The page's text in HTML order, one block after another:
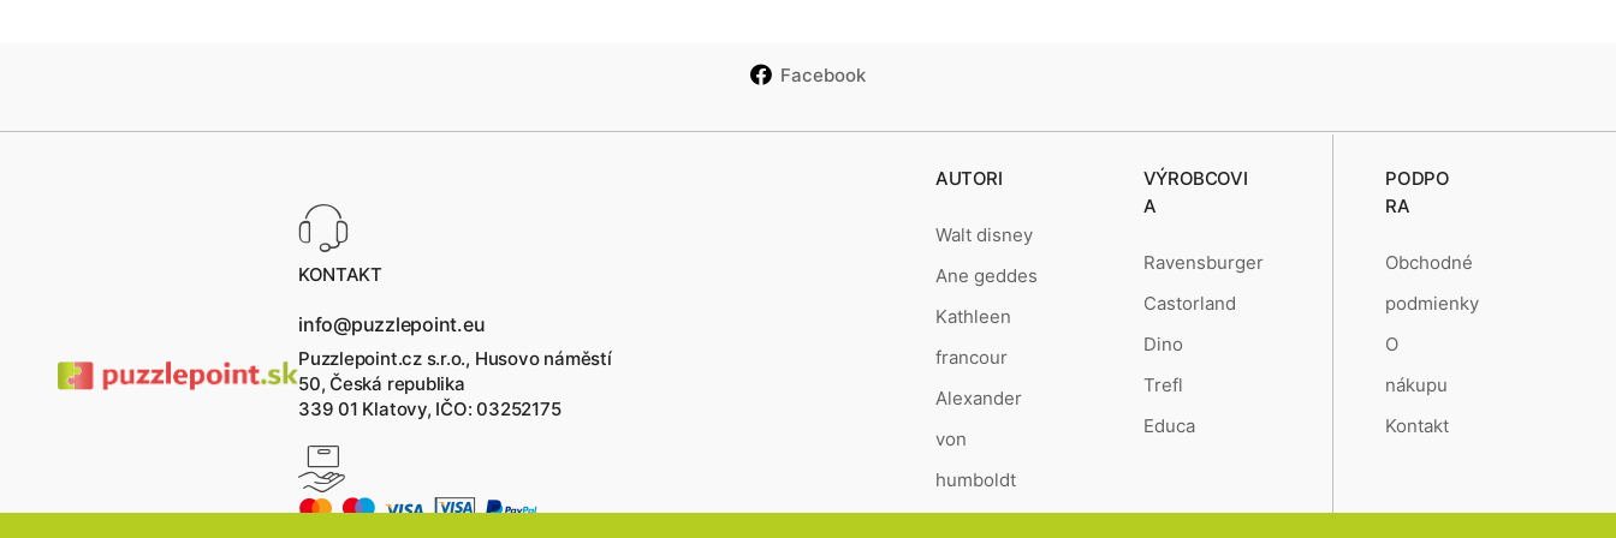
Facebook
KONTAKT
info@puzzlepoint.eu
Puzzlepoint.cz s.r.o., Husovo náměstí
50, Česká republika
339 01 Klatovy, IČO: 03252175
AUTORI
Walt disney
Ane geddes
Kathleen
francour
Alexander
von
humboldt
Kagaya
VÝROBCOVI
A
Ravensburger
Castorland
Dino
Trefl
Educa
PODPO
RA
Obchodné
podmienky
O
nákupu
Kontakt